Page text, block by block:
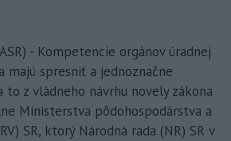
- Kompetencie orgánov úradnej
spresniť a jednoznačne
to z vládneho návrhu novely zákona
Ministerstva pôdohospodárstva a
SR, ktorý Národná rada (NR) SR v